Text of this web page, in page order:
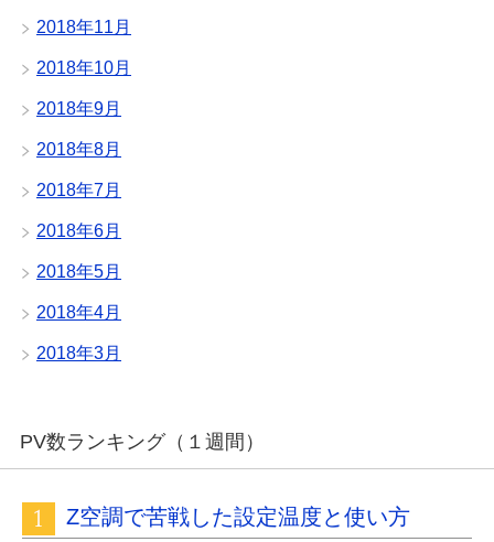
2018年11月
2018年10月
2018年9月
2018年8月
2018年7月
2018年6月
2018年5月
2018年4月
2018年3月
PV数ランキング（１週間）
Z空調で苦戦した設定温度と使い方